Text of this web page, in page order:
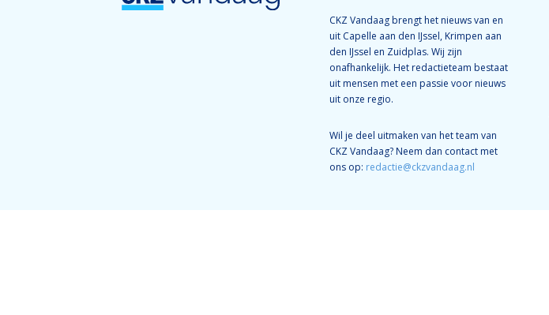
CKZ Vandaag brengt het nieuws van en
uit Capelle aan den IJssel, Krimpen aan
den IJssel en Zuidplas. Wij zijn
onafhankelijk. Het redactieteam bestaat
uit mensen met een passie voor nieuws
uit onze regio.
Wil je deel uitmaken van het team van
CKZ Vandaag? Neem dan contact met
ons op: redactie@ckzvandaag.nl